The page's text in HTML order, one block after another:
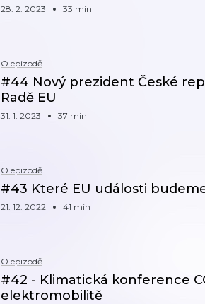
28. 2. 2023 33 min
O epizodě
#44 Nový prezident České
Radě EU
31. 1. 2023 37 min
O epizodě
#43 Které EU události
21. 12. 2022 41 min
O epizodě
#42 - Klimatická konference
elektromobilitě